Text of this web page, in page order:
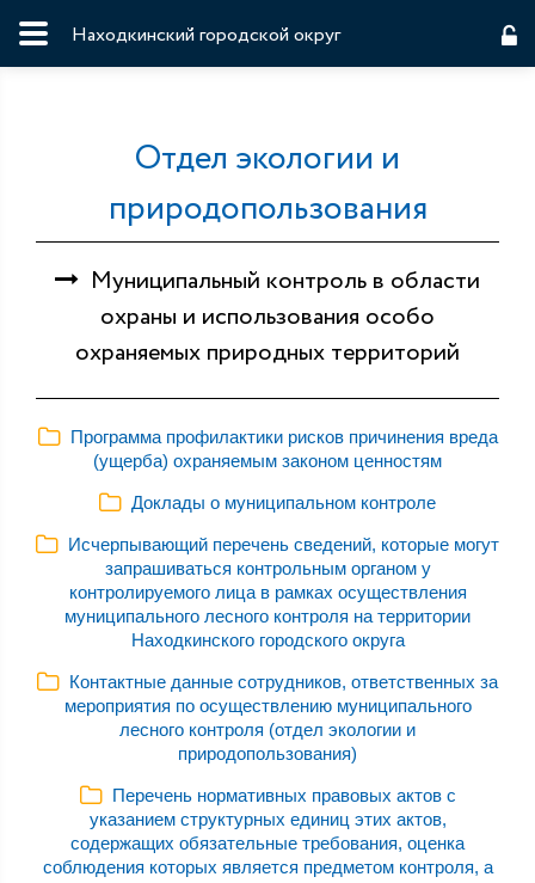
Находкинский городской округ
Отдел экологии и
природопользования
Муниципальный контроль в области
охраны и использования особо
охраняемых природных территорий
Программа профилактики рисков причинения вреда
(ущерба) охраняемым законом ценностям
Доклады о муниципальном контроле
Исчерпывающий перечень сведений, которые могут
запрашиваться контрольным органом у
контролируемого лица в рамках осуществления
муниципального лесного контроля на территории
Находкинского городского округа
Контактные данные сотрудников, ответственных за
мероприятия по осуществлению муниципального
лесного контроля (отдел экологии и
природопользования)
Перечень нормативных правовых актов с
указанием структурных единиц этих актов,
содержащих обязательные требования, оценка
соблюдения которых является предметом контроля, а